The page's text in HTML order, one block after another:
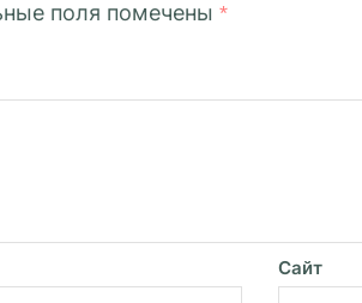
поля помечены *
Сайт